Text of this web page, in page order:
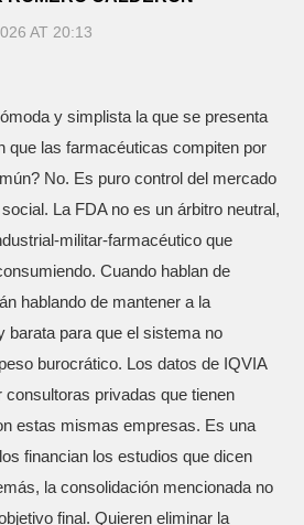
AT 20:13
y simplista la que se presenta
que las farmacéuticas compiten por
No. Es puro control del mercado
La FDA no es un árbitro neutral,
militar-farmacéutico que
Cuando hablan de
hablando de mantener a la
barata para que el sistema no
burocrático. Los datos de IQVIA
privadas que tienen
estas mismas empresas. Es una
financian los estudios que dicen
la consolidación mencionada no
final. Quieren eliminar la